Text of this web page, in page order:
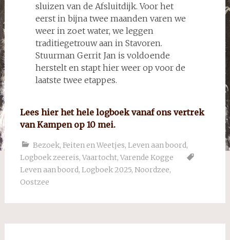
sluizen van de Afsluitdijk. Voor het
eerst in bijna twee maanden varen we
weer in zoet water, we leggen
traditiegetrouw aan in Stavoren.
Stuurman Gerrit Jan is voldoende
herstelt en stapt hier weer op voor de
laatste twee etappes.
Lees hier het hele logboek vanaf ons vertrek
van Kampen op 10 mei.
Bezoek, Feiten en Weetjes, Leven aan boord,
Logboek zeereis, Vaartocht, Varende Kogge
Leven aan boord, Logboek 2025, Noordzee,
Oostzee